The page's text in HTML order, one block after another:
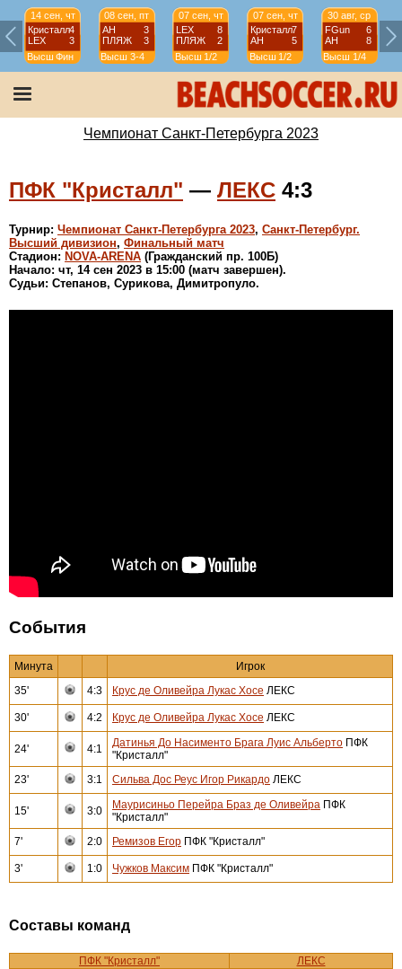
14 сен, чт
Кристалл4
LEX
3
Высш Фин
08 сен, пт
АН
3
ПЛЯЖ
3
Высш 3-4
07 сен, чт
LEX
8
ПЛЯЖ
2
Высш 1/2
07 сен, чт
Кристалл7
АН
5
Высш 1/2
30 авг, ср
FGun
6
АН
8
Высш 1/4
Чемпионат Санкт-Петербурга 2023
ПФК "Кристалл" — ЛЕКС 4:3
Турнир: Чемпионат Санкт-Петербурга 2023, Санкт-Петербург.
Высший дивизион, Финальный матч
Стадион: NOVA-ARENA (Гражданский пр. 100Б)
Начало: чт, 14 сен 2023 в 15:00 (матч завершен).
Судьи: Степанов, Сурикова, Димитропуло.
События
Минута
Игрок
35'
4:3 Крус де Оливейра Лукас Хосе ЛЕКС
30' 4:2 Крус де Оливейра Лукас Хосе ЛЕКС
24' 4:1 Датинья До Насименто Брага Луис Альберто ПФК
"Кристалл"
23'
3:1 Сильва Дос Реус Игор Рикардо ЛЕКС
15' 3:0 Маурисиньо Перейра Браз де Оливейра ПФК
"Кристалл"
7'
2:0 Ремизов Егор ПФК "Кристалл"
3' 1:0 Чужков Максим ПФК "Кристалл"
Составы команд
ПФК "Кристалл"
ЛЕКС